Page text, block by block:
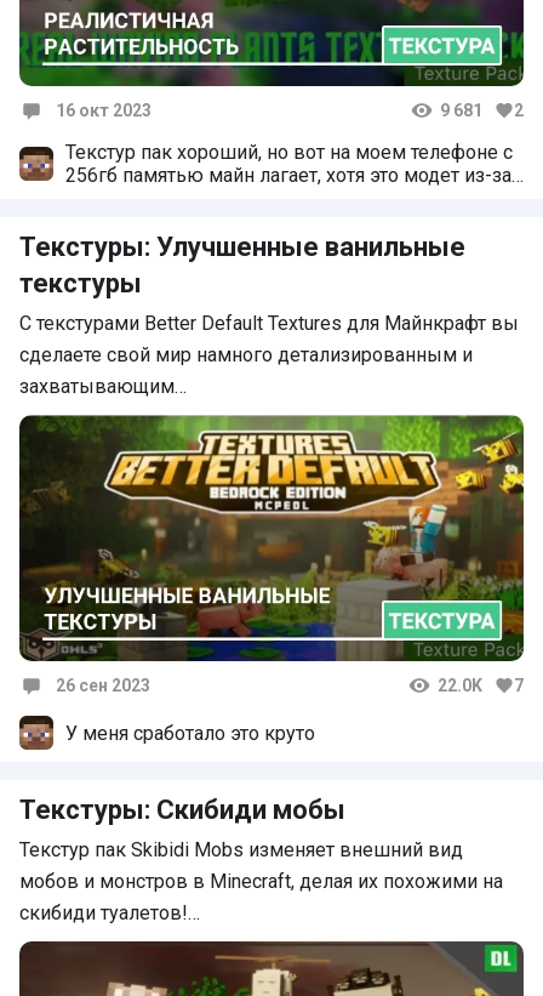
16 окт 2023 9 681 2
Текстур пак хороший, но вот на моем телефоне с
256гб памятью майн лагает, хотя это модет из-за
Текстуры: Улучшенные ванильные
текстуры
С текстурами Better Default Textures для Майнкрафт вы
сделаете свой мир намного детализированным и
захватывающим…
26 сен 2023 22.0K 7
У меня сработало это круто
Текстуры: Скибиди мобы
Текстур пак Skibidi Mobs изменяет внешний вид
мобов и монстров в Minecraft, делая их похожими на
скибиди туалетов!…